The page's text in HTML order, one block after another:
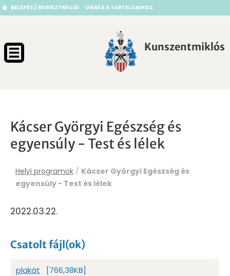
BELÉPÉS / REGISZTRÁCIÓ UGRÁS A TARTALOMHOZ
Kunszentmiklós
Kácser Györgyi Egészség és
egyensúly - Test és lélek
Helyi programok / Kácser Györgyi Egészség és
egyensúly - Test és lélek
2022.03.22.
Csatolt fájl(ok)
plakát [766,38KB]